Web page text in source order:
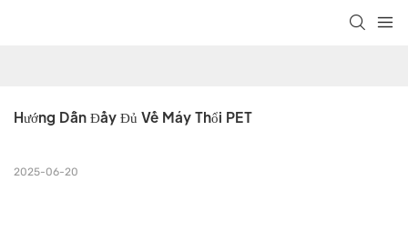
Hướng Dẫn Đầy Đủ Về Máy Thổi PET
2025-06-20